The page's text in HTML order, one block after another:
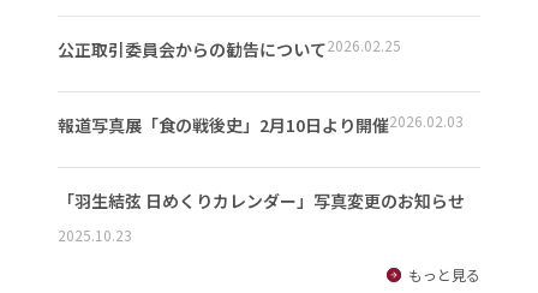
公正取引委員会からの勧告について2026.02.25
報道写真展「食の戦後史」2月10日より開催2026.02.03
「羽生結弦 日めくりカレンダー」写真変更のお知らせ
2025.10.23
もっと見る